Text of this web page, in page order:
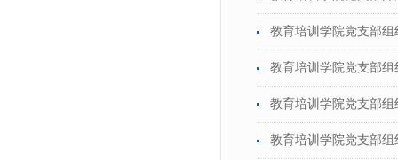
教育培训学院党支部
教育培训学院党支部
教育培训学院党支部
教育培训学院党支部